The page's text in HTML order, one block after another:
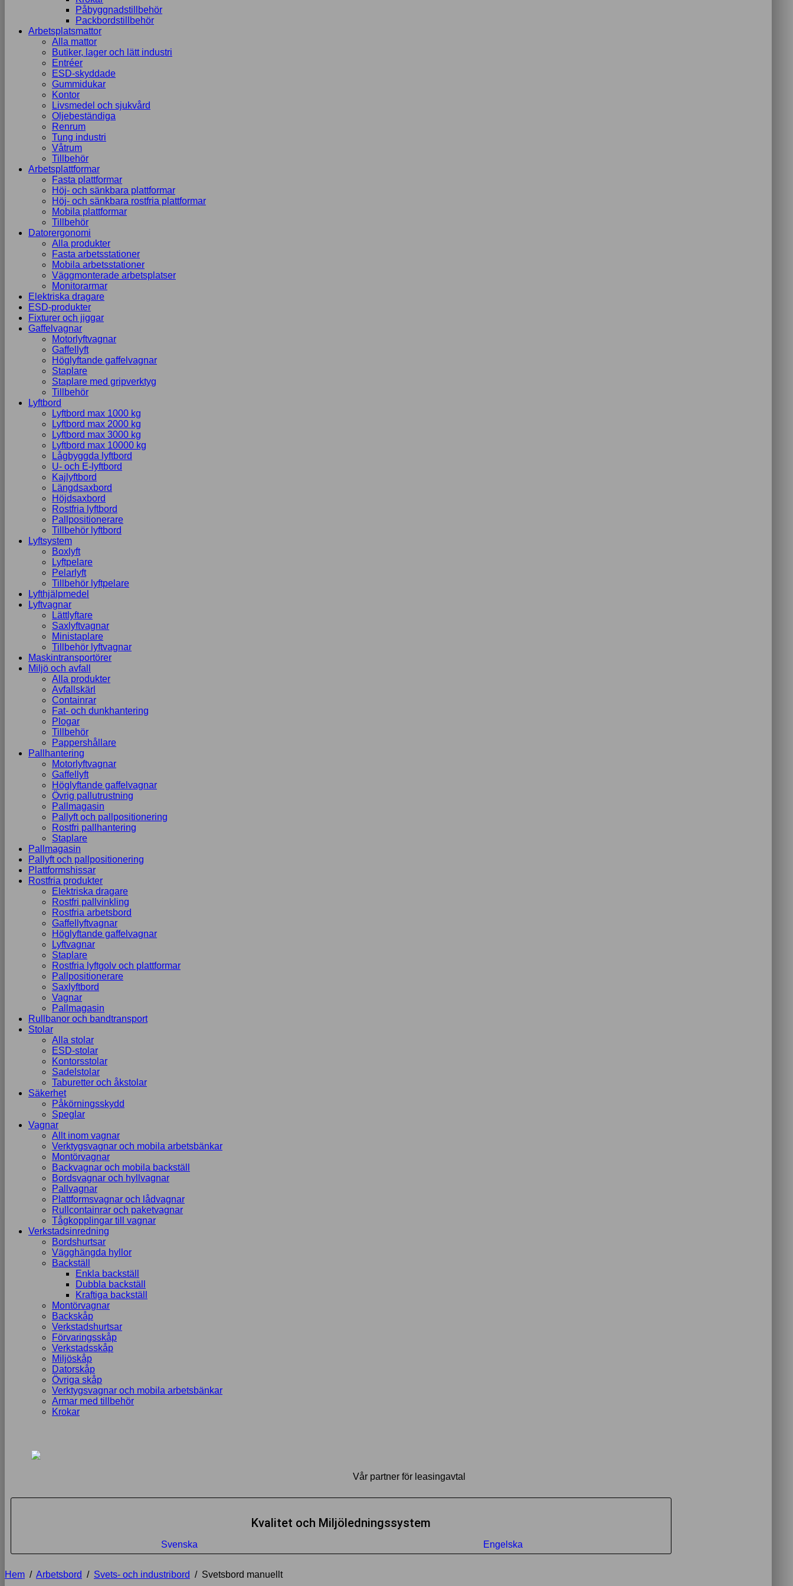
Påbyggnadstillbehör
Packbordstillbehör
Arbetsplatsmattor
Alla mattor
Butiker, lager och lätt industri
Entréer
ESD-skyddade
Gummidukar
Kontor
Livsmedel och sjukvård
Oljebeständiga
Renrum
Tung industri
Våtrum
Tillbehör
Arbetsplattformar
Fasta plattformar
Höj- och sänkbara plattformar
Höj- och sänkbara rostfria plattformar
Mobila plattformar
Tillbehör
Datorergonomi
Alla produkter
Fasta arbetsstationer
Mobila arbetsstationer
Väggmonterade arbetsplatser
Monitorarmar
Elektriska dragare
ESD-produkter
Fixturer och jiggar
Gaffelvagnar
Motorlyftvagnar
Gaffellyft
Höglyftande gaffelvagnar
Staplare
Staplare med gripverktyg
Tillbehör
Lyftbord
Lyftbord max 1000 kg
Lyftbord max 2000 kg
Lyftbord max 3000 kg
Lyftbord max 10000 kg
Lågbyggda lyftbord
U- och E-lyftbord
Kajlyftbord
Längdsaxbord
Höjdsaxbord
Rostfria lyftbord
Pallpositionerare
Tillbehör lyftbord
Lyftsystem
Boxlyft
Lyftpelare
Pelarlyft
Tillbehör lyftpelare
Lyfthjälpmedel
Lyftvagnar
Lättlyftare
Saxlyftvagnar
Ministaplare
Tillbehör lyftvagnar
Maskintransportörer
Miljö och avfall
Alla produkter
Avfallskärl
Containrar
Fat- och dunkhantering
Plogar
Tillbehör
Pappershållare
Pallhantering
Motorlyftvagnar
Gaffellyft
Höglyftande gaffelvagnar
Övrig pallutrustning
Pallmagasin
Pallyft och pallpositionering
Rostfri pallhantering
Staplare
Pallmagasin
Pallyft och pallpositionering
Plattformshissar
Rostfria produkter
Elektriska dragare
Rostfri pallvinkling
Rostfria arbetsbord
Gaffellyftvagnar
Höglyftande gaffelvagnar
Lyftvagnar
Staplare
Rostfria lyftgolv och plattformar
Pallpositionerare
Saxlyftbord
Vagnar
Pallmagasin
Rullbanor och bandtransport
Stolar
Alla stolar
ESD-stolar
Kontorsstolar
Sadelstolar
Taburetter och åkstolar
Säkerhet
Påkörningsskydd
Speglar
Vagnar
Allt inom vagnar
Verktygsvagnar och mobila arbetsbänkar
Montörvagnar
Backvagnar och mobila backställ
Bordsvagnar och hyllvagnar
Pallvagnar
Plattformsvagnar och lådvagnar
Rullcontainrar och paketvagnar
Tågkopplingar till vagnar
Verkstadsinredning
Bordshurtsar
Vägghängda hyllor
Backställ
Enkla backställ
Dubbla backställ
Kraftiga backställ
Montörvagnar
Backskåp
Verkstadshurtsar
Förvaringsskåp
Verkstadsskåp
Miljöskåp
Datorskåp
Övriga skåp
Verktygsvagnar och mobila arbetsbänkar
Armar med tillbehör
Krokar
Vår partner för leasingavtal
Kvalitet och Miljöledningssystem
Svenska Engelska
Hem / Arbetsbord / Svets- och industribord / Svetsbord manuellt